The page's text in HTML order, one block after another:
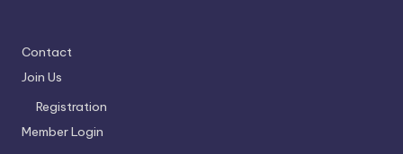
Contact
Join Us
Registration
Member Login